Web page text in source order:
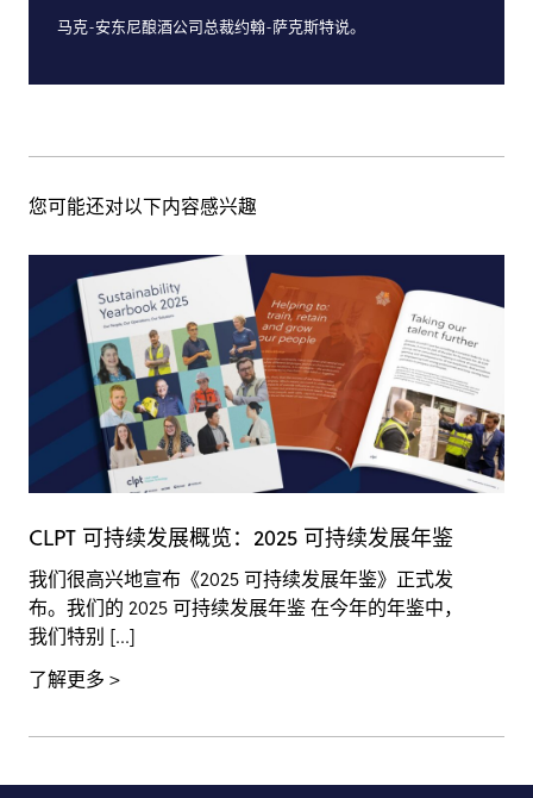
马克-安东尼酿酒公司总裁约翰-萨克斯特说。
您可能还对以下内容感兴趣
CLPT 可持续发展概览：2025 可持续发展年鉴
我们很高兴地宣布《2025 可持续发展年鉴》正式发
布。我们的 2025 可持续发展年鉴 在今年的年鉴中，
我们特别 [...]
了解更多